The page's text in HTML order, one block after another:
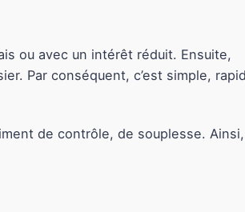
ou avec un intérêt réduit. Ensuite,
Par conséquent, c’est simple,
de contrôle, de souplesse.